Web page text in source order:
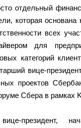
отдельный
которая
всех
для
категорий
вице-
проектов
Сбера в рамках
президент,